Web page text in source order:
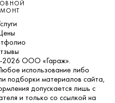
2026 ООО «Гараж».
использование либо
подборки материалов сайта,
допускается лишь с
и только со ссылкой на